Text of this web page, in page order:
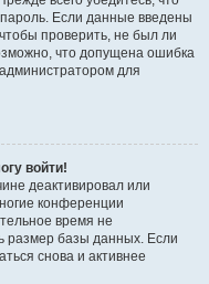
Если данные введены
проверить, не был ли
что допущена ошибка
для
войти!
деактивировал или
конференции
время не
размер базы данных. Если
снова и активнее